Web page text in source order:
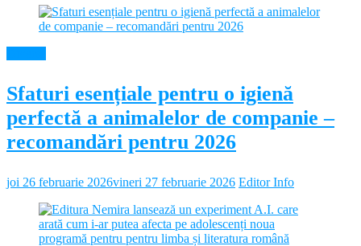
Sfaturi esențiale pentru o igienă
perfectă a animalelor de companie –
recomandări pentru 2026
joi 26 februarie 2026vineri 27 februarie 2026 Editor Info